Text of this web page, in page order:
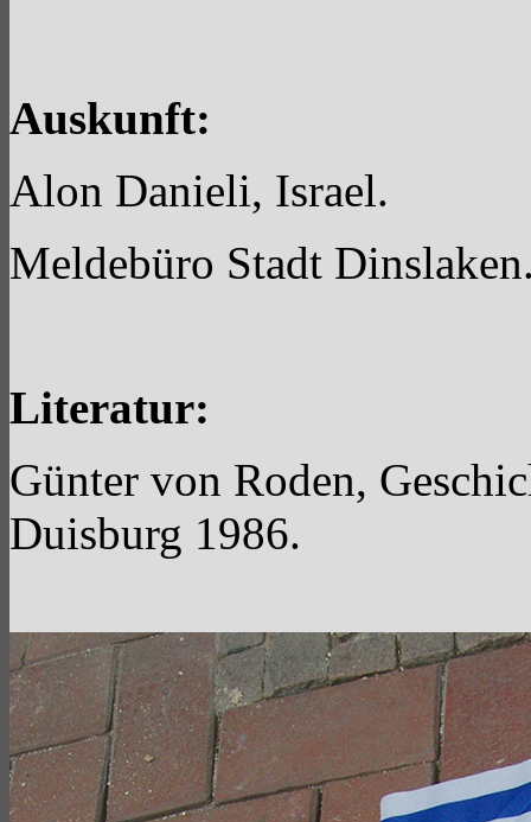
Auskunft:
Alon Danieli, Israel.
Meldebüro Stadt
Literatur:
Günter von Roden,
Duisburg 1986.